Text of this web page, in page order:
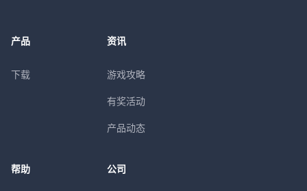
产品
下载
资讯
游戏攻略
有奖活动
产品动态
帮助 公司